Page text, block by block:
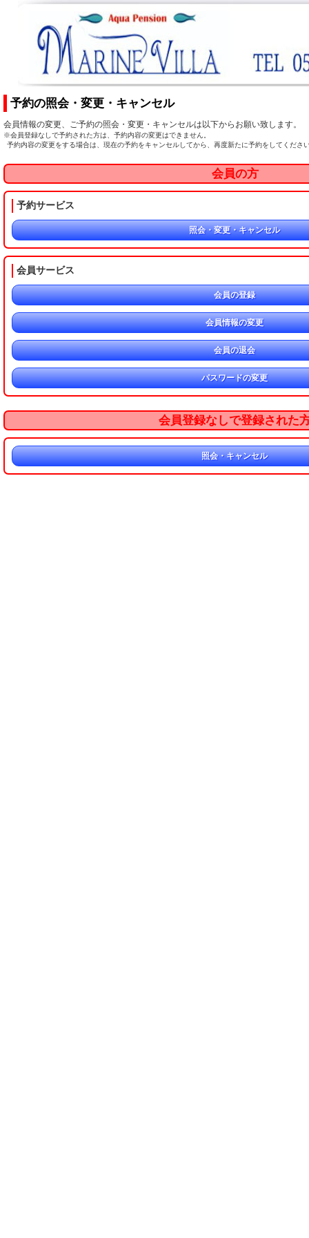
予約の照会・変更・キャンセル
会員情報の変更、ご予約の照会・変更・キャンセルは以下からお願い致します。
※会員登録なしで予約された方は、予約内容の変更はできません。
予約内容の変更をする場合は、現在の予約をキャンセルしてから、再度新たに予約をしてくださ
会員の方
予約サービス
照会・変更・キャンセル
会員サービス
会員の登録
会員情報の変更
会員の退会
パスワードの変更
会員登録なしで登録された
照会・キャンセル